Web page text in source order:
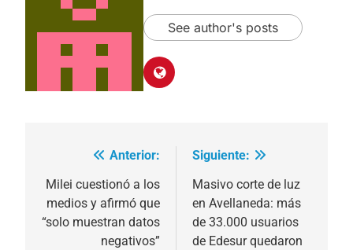
See author's posts
Navegación
de
entradas
Anterior:
Milei cuestionó a los
medios y afirmó que
“solo muestran datos
negativos”
Siguiente:
Masivo corte de luz
en Avellaneda: más
de 33.000 usuarios
de Edesur quedaron